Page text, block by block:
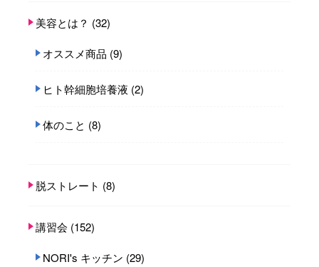
美容とは？ (32)
オススメ商品 (9)
ヒト幹細胞培養液 (2)
体のこと (8)
脱ストレート (8)
講習会 (152)
NORI's キッチン (29)